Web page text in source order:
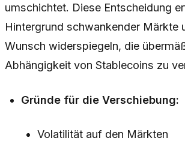
umschichtet. Diese Entscheidung
Hintergrund schwankender Märkte
Wunsch widerspiegeln, die
Abhängigkeit von Stablecoins zu
Gründe für die Verschiebung:
Volatilität auf den Märkten